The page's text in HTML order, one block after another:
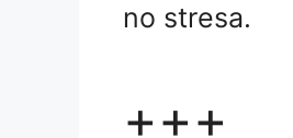
no stresa.
+++